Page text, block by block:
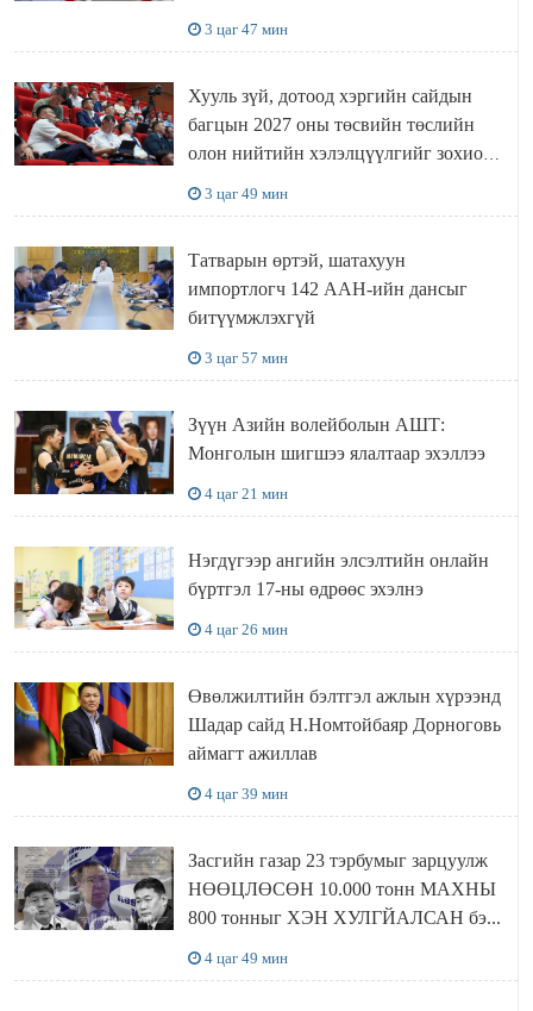
3 цаг 47 мин
Хууль зүй, дотоод хэргийн сайдын
багцын 2027 оны төсвийн төслийн
олон нийтийн хэлэлцүүлгийг зохион
3 цаг 49 мин
Татварын өртэй, шатахуун
импортлогч 142 ААН-ийн дансыг
битүүмжлэхгүй
3 цаг 57 мин
Зүүн Азийн волейболын АШТ:
Монголын шигшээ ялалтаар эхэллээ
4 цаг 21 мин
Нэгдүгээр ангийн элсэлтийн онлайн
бүртгэл 17-ны өдрөөс эхэлнэ
4 цаг 26 мин
Өвөлжилтийн бэлтгэл ажлын хүрээнд
Шадар сайд Н.Номтойбаяр Дорноговь
аймагт ажиллав
4 цаг 39 мин
Засгийн газар 23 тэрбумыг зарцуулж
НӨӨЦЛӨСӨН 10.000 тонн МАХНЫ
800 тонныг ХЭН ХУЛГЙАЛСАН бэ...
4 цаг 49 мин